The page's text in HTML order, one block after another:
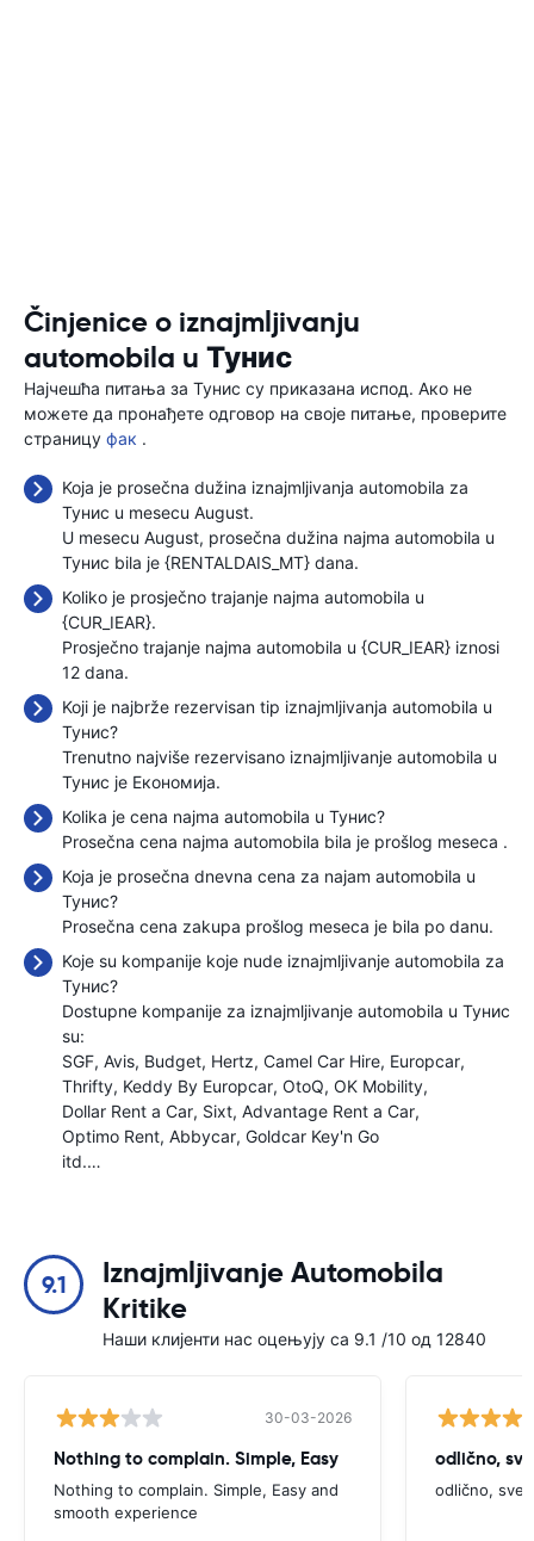
Činjenice o iznajmljivanju
automobila u Тунис
Најчешћа питања за Тунис су приказана испод. Ако не
можете да пронађете одговор на своје питање, проверите
страницу фак .
Koja je prosečna dužina iznajmljivanja automobila za
Тунис u mesecu August.
U mesecu August, prosečna dužina najma automobila u
Тунис bila je {RENTALDAIS_MT} dana.
Koliko je prosječno trajanje najma automobila u
{CUR_IEAR}.
Prosječno trajanje najma automobila u {CUR_IEAR} iznosi
12 dana.
Koji je najbrže rezervisan tip iznajmljivanja automobila u
Тунис?
Trenutno najviše rezervisano iznajmljivanje automobila u
Тунис je Економија.
Kolika je cena najma automobila u Тунис?
Prosečna cena najma automobila bila je prošlog meseca .
Koja je prosečna dnevna cena za najam automobila u
Тунис?
Prosečna cena zakupa prošlog meseca je bila po danu.
Koje su kompanije koje nude iznajmljivanje automobila za
Тунис?
Dostupne kompanije za iznajmljivanje automobila u Тунис
su:
SGF Avis Budget Hertz Camel Car Hire Europcar
Thrifty Keddy By Europcar OtoQ OK Mobility
Dollar Rent a Car Sixt Advantage Rent a Car
Optimo Rent Abbycar Goldcar Key'n Go
itd.…
9.1
Iznajmljivanje Automobila
Kritike
Наши клијенти нас оцењују са 9.1 /10 од 12840
30-03-2026
Nothing to complain. Simple, Easy
Nothing to complain. Simple, Easy and
smooth experience
odlično,
odlično, sve